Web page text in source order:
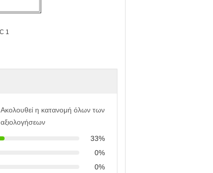
Ακολουθεί η κατανομή όλων των
αξιολογήσεων
33%
0%
0%